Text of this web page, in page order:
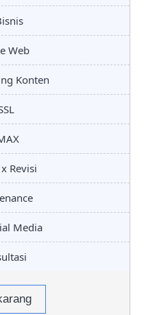
Web
Konten
Revisi
Media